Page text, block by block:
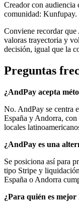
Creador con
comunidad: Kunfupay.
Conviene recordar
valoras trayectoria y
decisión, igual que la
Preguntas
¿AndPay acepta
No. AndPay se centra
España y Andorra,
locales
¿AndPay es una
Se posiciona así para
tipo Stripe y
España o Andorra
¿Para quién es